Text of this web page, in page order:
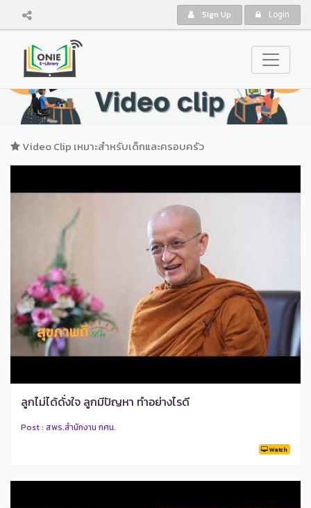
Sign Up Login
Video Clip เหมาะสำหรับเด็กและครอบครัว
ลูกไม่ได้ดั่งใจ ลูกมีปัญหา ทำอย่างไรดี
Post : สพร.สำนักงาน กศน.
Watch